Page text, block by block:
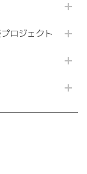
ロジェクト